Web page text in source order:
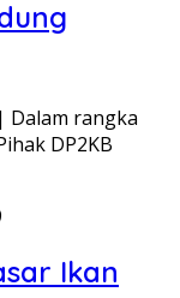
Dalam rangka
DP2KB
Ikan